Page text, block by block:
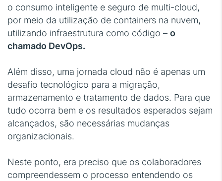
o consumo inteligente e seguro de multi-cloud,
por meio da utilização de containers na nuvem,
utilizando infraestrutura como código – o
chamado DevOps.
Além disso, uma jornada cloud não é apenas um
desafio tecnológico para a migração,
armazenamento e tratamento de dados. Para que
tudo ocorra bem e os resultados esperados sejam
alcançados, são necessárias mudanças
organizacionais.
Neste ponto, era preciso que os colaboradores
compreendessem o processo entendendo os